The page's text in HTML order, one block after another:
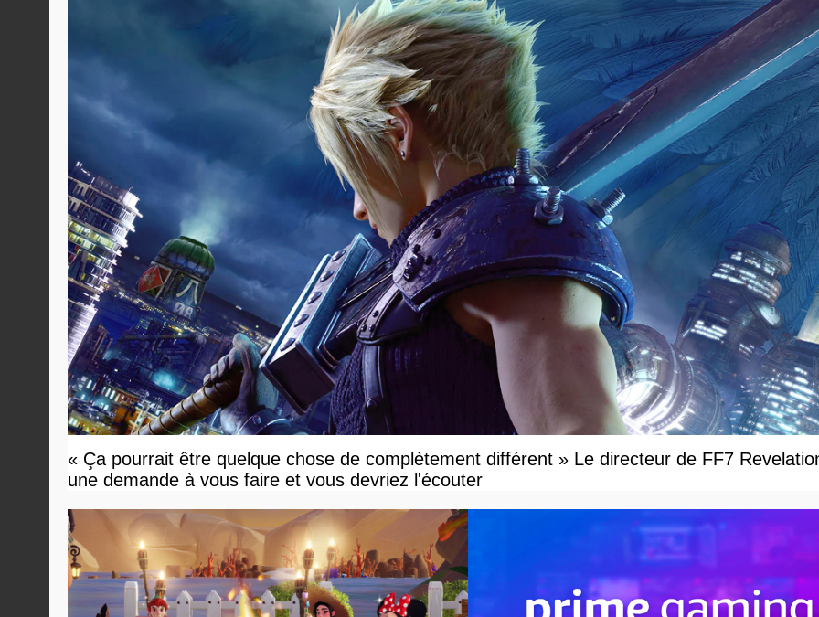
« Ça pourrait être quelque chose de complètement différent » Le directeur de FF7
une demande à vous faire et vous devriez l'écouter